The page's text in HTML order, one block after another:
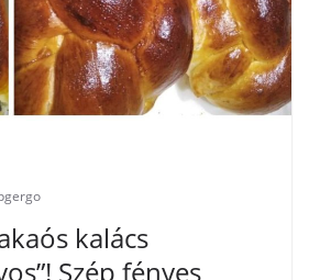
kalács
Szép fényes